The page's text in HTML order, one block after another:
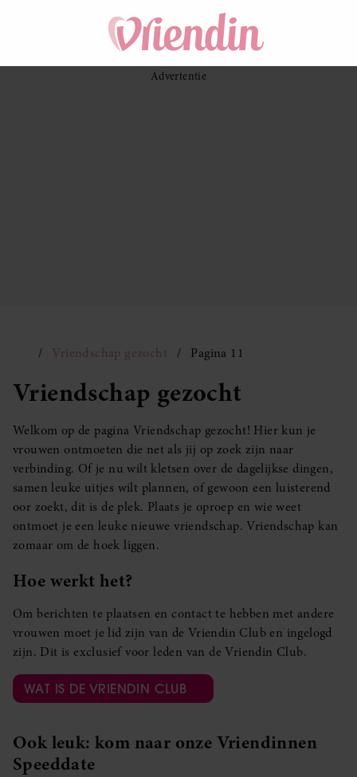
Vriendschap gezocht Pagina 11
Vriendschap gezocht
Welkom op de pagina Vriendschap gezocht! Hier kun je
vrouwen ontmoeten die net als jij op zoek zijn naar
verbinding. Of je nu wilt kletsen over de dagelijkse dingen,
samen leuke uitjes wilt plannen, of gewoon een luisterend
oor zoekt, dit is de plek. Plaats je oproep en wie weet
ontmoet je een leuke nieuwe vriendschap. Vriendschap kan
zomaar om de hoek liggen.
Hoe werkt het?
Om berichten te plaatsen en contact te hebben met andere
vrouwen moet je lid zijn van de Vriendin Club en ingelogd
zijn. Dit is exclusief voor leden van de Vriendin Club.
WAT IS DE VRIENDIN CLUB
Ook leuk: kom naar onze Vriendinnen
Speeddate